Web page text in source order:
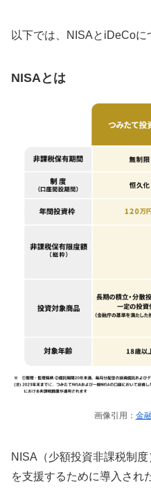
以下では、NISAとiDeCoに
NISAとは
画像引用： 金
NISA（少額投資非課税制
を支援するために導入され